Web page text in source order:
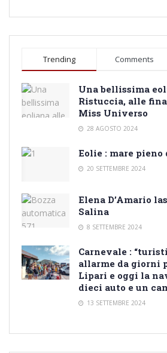
Trending Comments
Una bellissima
Ristuccia, alle
Miss Universo
28 AGOSTO 2024
Eolie : mare pieno
20 SETTEMBRE 2024
Elena D’Amario
Salina
8 SETTEMBRE 2024
Carnevale :
allarme da giorni
Lipari e oggi la
dieci auto e un
13 SETTEMBRE 2024